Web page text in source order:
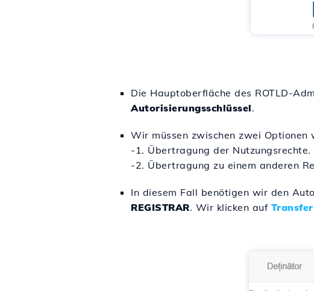
Die Hauptoberfläche des ROTLD-
Autorisierungsschlüssel.
Wir müssen zwischen zwei Optionen
- 1. Übertragung der Nutzungsrechte.
-2. Übertragung zu einem anderen
In diesem Fall benötigen wir den
REGISTRAR. Wir klicken auf